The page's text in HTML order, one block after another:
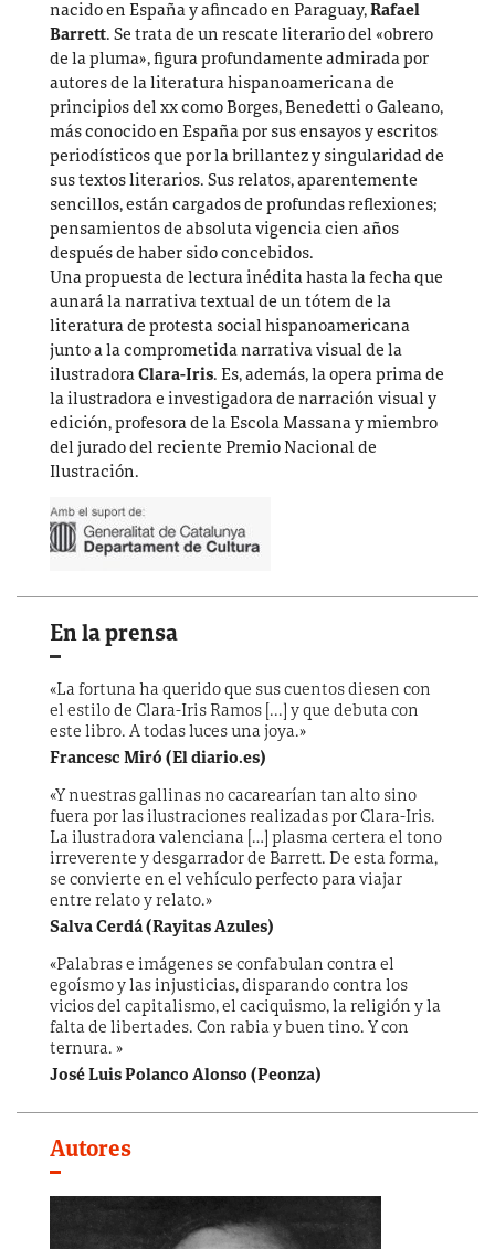
nacido en España y afincado en Paraguay,Rafael
Barrett. Se trata de un rescate literario del «obrero
de la pluma», figura profundamente admirada por
autores de la literatura hispanoamericana de
principios del xxcomo Borges, Benedetti o Galeano,
más conocido en España por sus ensayos y escritos
periodísticos que por la brillantez y singularidad de
sus textos literarios. Sus relatos, aparentemente
sencillos, están cargados de profundas reflexiones;
pensamientos de absoluta vigencia cien años
después de haber sido concebidos.
Una propuesta de lectura inédita hasta la fecha que
aunará la narrativa textual de un tótem de la
literatura de protesta social hispanoamericana
junto a la comprometida narrativa visual de la
ilustradoraClara-Iris. Es, además, la opera prima de
la ilustradora e investigadora de narración visual y
edición, profesora de la Escola Massana y miembro
del jurado del reciente Premio Nacional de
Ilustración.
En la prensa
«La fortuna ha querido que sus cuentos diesen con
el estilo de Clara-Iris Ramos [...] y que debuta con
este libro. A todas luces una joya.»
Francesc Miró (El diario.es)
«Y nuestras gallinas no cacarearían tan alto sino
fuera por las ilustraciones realizadas por Clara-Iris.
La ilustradora valenciana […] plasma certera el tono
irreverente y desgarrador de Barrett. De esta forma,
se convierte en el vehículo perfecto para viajar
entre relato y relato.»
Salva Cerdá (Rayitas Azules)
«Palabras e imágenes se confabulan contra el
egoísmo y las injusticias, disparando contra los
vicios del capitalismo, el caciquismo, la religión y la
falta de libertades. Con rabia y buen tino. Y con
ternura. »
José Luis Polanco Alonso (Peonza)
Autores